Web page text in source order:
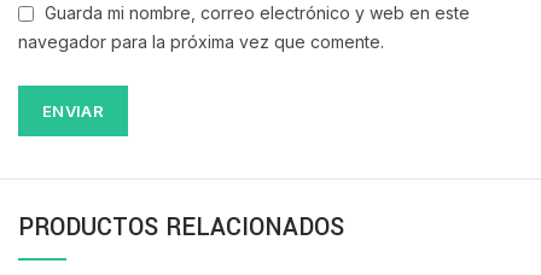
Guarda mi nombre, correo electrónico y web en este
navegador para la próxima vez que comente.
PRODUCTOS RELACIONADOS